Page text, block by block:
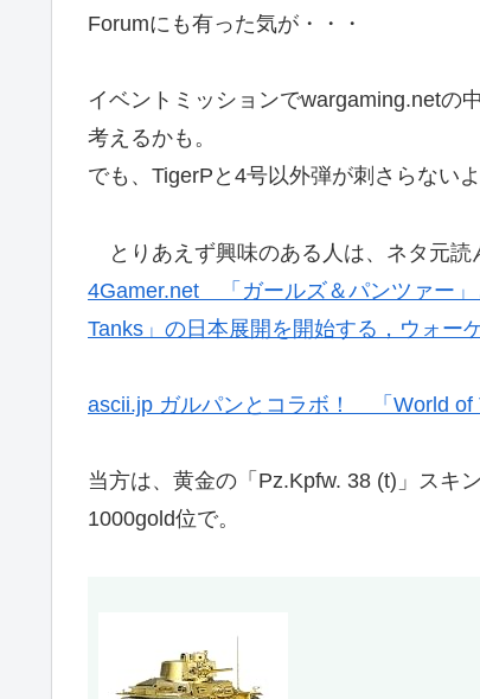
Forumにも有った気が・・・
イベントミッションでwargaming.netの
考えるかも。
でも、TigerPと4号以外弾が刺さらない
とりあえず興味のある人は、ネタ元読
4Gamer.net 「ガールズ＆パンツァー
Tanks」の日本展開を開始する，ウォー
ascii.jp ガルパンとコラボ！ 「World of
当方は、黄金の「Pz.Kpfw. 38 (t)」スキ
1000gold位で。